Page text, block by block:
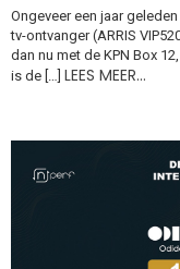
Ongeveer een jaar geleden
tv-ontvanger (ARRIS
dan nu met de KPN Box
is de […] LEES MEER…